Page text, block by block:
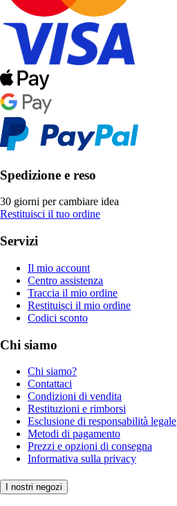
Spedizione e reso
30 giorni per cambiare idea
Restituisci il tuo ordine
Servizi
Il mio account
Centro assistenza
Traccia il mio ordine
Restituisci il mio ordine
Codici sconto
Chi siamo
Chi siamo?
Contattaci
Condizioni di vendita
Restituzioni e rimborsi
Esclusione di responsabilità legale
Metodi di pagamento
Prezzi e opzioni di consegna
Informativa sulla privacy
I nostri negozi